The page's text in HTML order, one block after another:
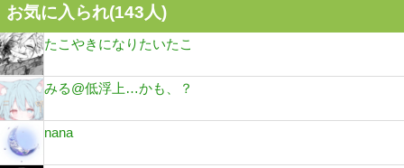
お気に入られ(143人)
たこやきになりたいたこ
みる@低浮上…かも、？
nana